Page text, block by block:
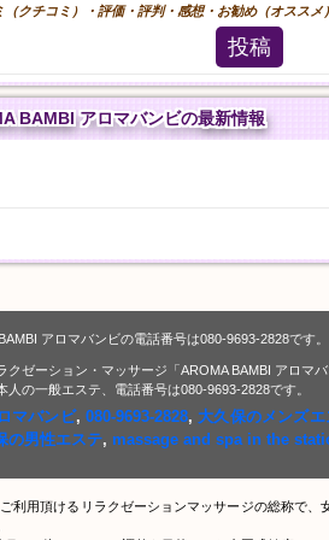
クチコミ）・評価・評判・感想・お勧め（オススメ
投稿
BAMBI アロマバンビの最新情報
アロマバンビの電話番号は080-9693-2828です。
クゼーション・マッサージ「AROMA BAMBI アロマ
の一般エステ、電話番号は080-9693-2828です。
マバンビ, 080-9693-2828, 大久保のメンズエ
の男性エステ, massage and spa in the
利用頂けるリラクゼーションマッサージの総称で